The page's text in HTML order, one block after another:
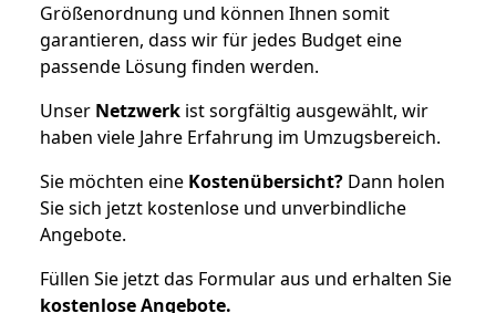
Größenordnung und können Ihnen somit
garantieren, dass wir für jedes Budget eine
passende Lösung finden werden.
Unser Netzwerk ist sorgfältig ausgewählt, wir
haben viele Jahre Erfahrung im Umzugsbereich.
Sie möchten eine Kostenübersicht? Dann holen
Sie sich jetzt kostenlose und unverbindliche
Angebote.
Füllen Sie jetzt das Formular aus und erhalten Sie
kostenloseAngebote.